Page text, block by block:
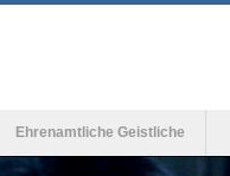
Ehrenamtliche Geistliche